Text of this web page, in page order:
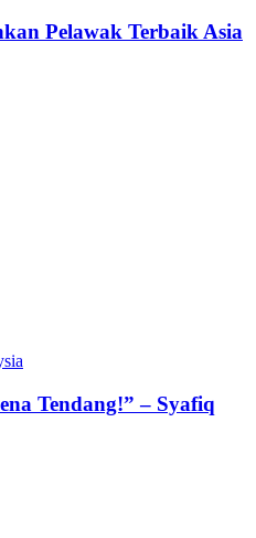
Pelawak Terbaik Asia
Tendang!” – Syafiq